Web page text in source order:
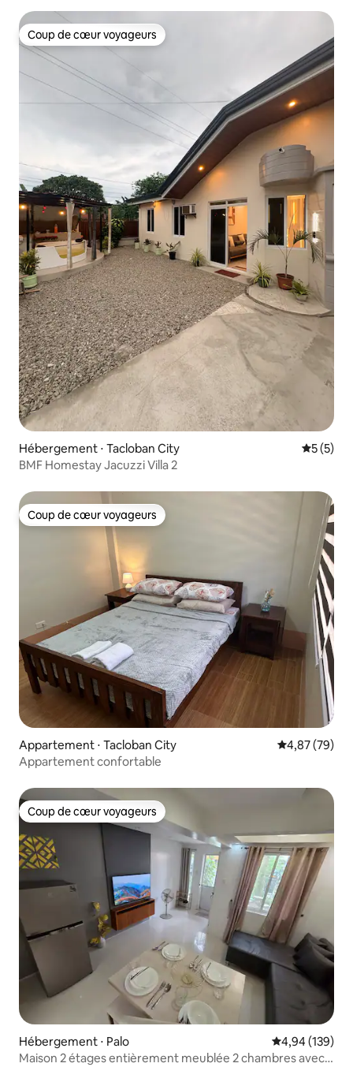
Coup de cœur voyageurs
Coup de cœur voyageurs
Hébergement ⋅ Tacloban City
5 (5)
BMF Homestay Jacuzzi Villa 2
Coup de cœur voyageurs
Coup de cœur voyageurs
Appartement ⋅ Tacloban City Évaluation
4,87 (79)
Appartement confortable
Coup de cœur voyageurs
Coup de cœur voyageurs
Hébergement ⋅ Palo Évaluation
4,94 (139)
Maison 2 étages entièrement meublée 2 chambres avec